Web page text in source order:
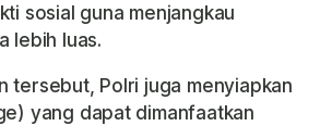
sosial guna menjangkau
lebih luas.
tersebut, Polri juga menyiapkan
yang dapat dimanfaatkan